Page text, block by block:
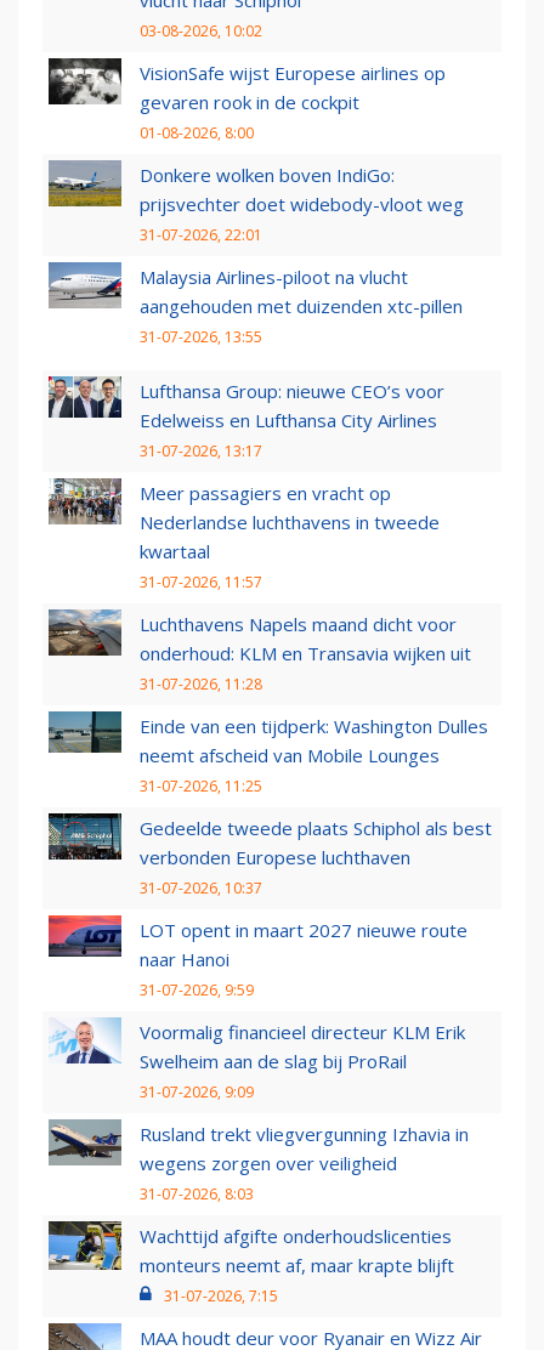
03-08-2026, 10:02
VisionSafe wijst Europese airlines op
gevaren rook in de cockpit
01-08-2026, 8:00
Donkere wolken boven IndiGo:
prijsvechter doet widebody-vloot weg
31-07-2026, 22:01
Malaysia Airlines-piloot na vlucht
aangehouden met duizenden xtc-pillen
31-07-2026, 13:55
Lufthansa Group: nieuwe CEO’s voor
Edelweiss en Lufthansa City Airlines
31-07-2026, 13:17
Meer passagiers en vracht op
Nederlandse luchthavens in tweede
kwartaal
31-07-2026, 11:57
Luchthavens Napels maand dicht voor
onderhoud: KLM en Transavia wijken uit
31-07-2026, 11:28
Einde van een tijdperk: Washington Dulles
neemt afscheid van Mobile Lounges
31-07-2026, 11:25
Gedeelde tweede plaats Schiphol als best
verbonden Europese luchthaven
31-07-2026, 10:37
LOT opent in maart 2027 nieuwe route
naar Hanoi
31-07-2026, 9:59
Voormalig financieel directeur KLM Erik
Swelheim aan de slag bij ProRail
31-07-2026, 9:09
Rusland trekt vliegvergunning Izhavia in
wegens zorgen over veiligheid
31-07-2026, 8:03
Wachttijd afgifte onderhoudslicenties
monteurs neemt af, maar krapte blijft
31-07-2026, 7:15
MAA houdt deur voor Ryanair en Wizz Air